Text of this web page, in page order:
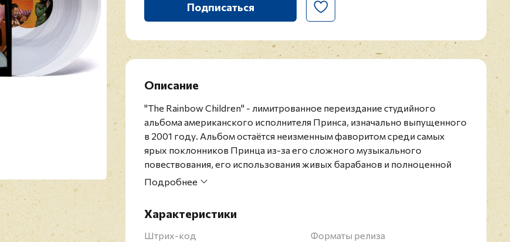
Подписаться
Описание
"The Rainbow Children" - лимитрованное переиздание студийного
альбома американского исполнителя Принса, изначально выпущенного
в 2001 году. Альбом остаётся неизменным фаворитом среди самых
ярых поклонников Принца из-за его сложного музыкального
повествования, его использования живых барабанов и полноценной
духовой секции, а также поразительной обложки художника Cbabi
Релиз представлен на двойном прозрачном виниле и включает
радужного цвета с символикой музыканта.
Подробнее
Характеристики
Штрих-код
Форматы релиза